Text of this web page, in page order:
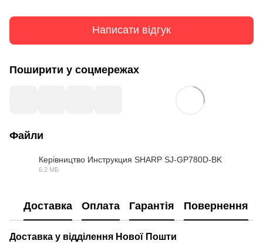
Написати відгук
Поширити у соцмережах
Файли
Керівництво Инструкция SHARP SJ-GP780D-BK
6.2 МБ
Доставка Оплата Гарантія Повернення
Доставка у відділення Нової Пошти